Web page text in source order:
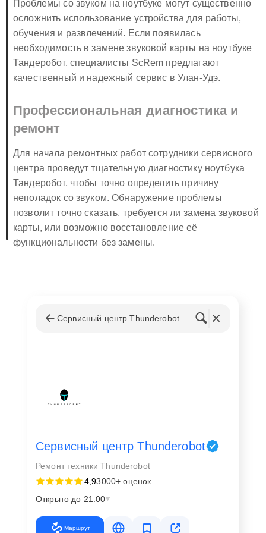
Проблемы со звуком на ноутбуке могут существенно
осложнить использование устройства для работы,
обучения и развлечений. Если появилась
необходимость в замене звуковой карты на ноутбуке
Тандеробот, специалисты ScRem предлагают
качественный и надежный сервис в Улан-Удэ.
Профессиональная диагностика и
ремонт
Для начала ремонтных работ сотрудники сервисного
центра проведут тщательную диагностику ноутбука
Тандеробот, чтобы точно определить причину
неполадок со звуком. Обнаружение проблемы
позволит точно сказать, требуется ли замена звуковой
карты, или возможно восстановление её
функциональности без замены.
удара или падения;
Желание пользователя улучшить
сертифицированные компоненты, что гарантирует
длительную службу и отличные рабочие
характеристики устройства после ремонта.
Преимущества обращения в ScRem
Сервисный центр Thunderobot
Сервисный центр Thunderobot
Ремонт техники Thunderobot
4,93000+ оценок
Открыто до 21:00
Маршрут